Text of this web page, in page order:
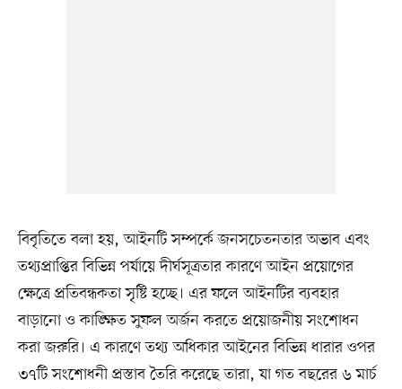
বিবৃতিতে বলা হয়, আইনটি সম্পর্কে জনসচেতনতার অভাব এবং
তথ্যপ্রাপ্তির বিভিন্ন পর্যায়ে দীর্ঘসূত্রতার কারণে আইন প্রয়োগের
ক্ষেত্রে প্রতিবন্ধকতা সৃষ্টি হচ্ছে। এর ফলে আইনটির ব্যবহার
বাড়ানো ও কাঙ্ক্ষিত সুফল অর্জন করতে প্রয়োজনীয় সংশোধন
করা জরুরি। এ কারণে তথ্য অধিকার আইনের বিভিন্ন ধারার ওপর
৩৭টি সংশোধনী প্রস্তাব তৈরি করেছে তারা, যা গত বছরের ৬ মার্চ